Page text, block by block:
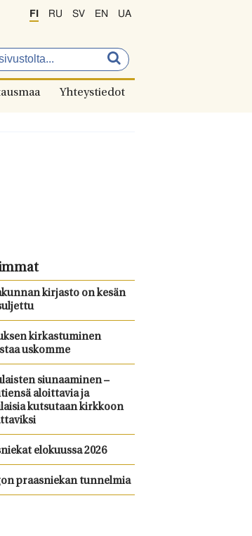
FI RU SV EN UA
Yhteystiedot
kirjasto on kesän
kirkastuminen
uskomme
siunaaminen –
aloittavia ja
kutsutaan kirkkoon
elokuussa 2026
praasniekan tunnelmia